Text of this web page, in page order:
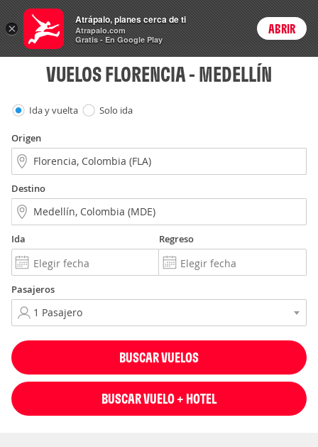
Vuelos Login
VUELOS FLORENCIA - MEDELLÍN
Ida y vuelta Solo ida
Origen
Destino
Ida Regreso
Pasajeros
BUSCAR VUELOS
BUSCAR VUELO + HOTEL
×
Atrápalo, planes cerca de ti
Atrapalo.com
Gratis - En Google Play
ABRIR